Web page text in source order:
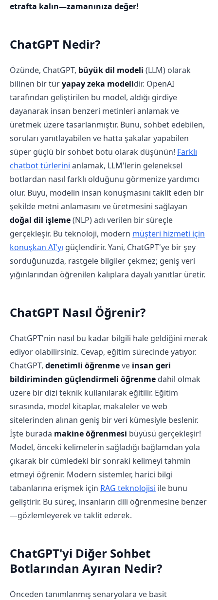
etrafta kalın—zamanınıza değer!
ChatGPT Nedir?
Özünde, ChatGPT, büyük dil modeli (LLM) olarak
bilinen bir türyapay zeka modelidir. OpenAI
tarafından geliştirilen bu model, aldığı girdiye
dayanarak insan benzeri metinleri anlamak ve
üretmek üzere tasarlanmıştır. Bunu, sohbet edebilen,
soruları yanıtlayabilen ve hatta şakalar yapabilen
süper güçlü bir sohbet botu olarak düşünün! Farklı
chatbot türlerini anlamak, LLM'lerin geleneksel
botlardan nasıl farklı olduğunu görmenize yardımcı
olur. Büyü, modelin insan konuşmasını taklit eden bir
şekilde metni anlamasını ve üretmesini sağlayan
doğal dil işleme(NLP) adı verilen bir süreçle
gerçekleşir. Bu teknoloji, modern müşteri hizmeti için
konuşkan AI'yı güçlendirir. Yani, ChatGPT'ye bir şey
sorduğunuzda, rastgele bilgiler çekmez; geniş veri
yığınlarından öğrenilen kalıplara dayalı yanıtlar üretir.
ChatGPT Nasıl Öğrenir?
ChatGPT'nin nasıl bu kadar bilgili hale geldiğini merak
ediyor olabilirsiniz. Cevap, eğitim sürecinde yatıyor.
ChatGPT, denetimli öğrenmeve insan geri
bildiriminden güçlendirmeli öğrenme dahil olmak
üzere bir dizi teknik kullanılarak eğitilir. Eğitim
sırasında, model kitaplar, makaleler ve web
sitelerinden alınan geniş bir veri kümesiyle beslenir.
İşte burada makine öğrenmesi büyüsü gerçekleşir!
Model, önceki kelimelerin sağladığı bağlamdan yola
çıkarak bir cümledeki bir sonraki kelimeyi tahmin
etmeyi öğrenir. Modern sistemler, harici bilgi
tabanlarına erişmek için RAG teknolojisi ile bunu
geliştirir. Bu süreç, insanların dili öğrenmesine benzer
—gözlemleyerek ve taklit ederek.
ChatGPT'yi Diğer Sohbet
Botlarından Ayıran Nedir?
Önceden tanımlanmış senaryolara ve basit